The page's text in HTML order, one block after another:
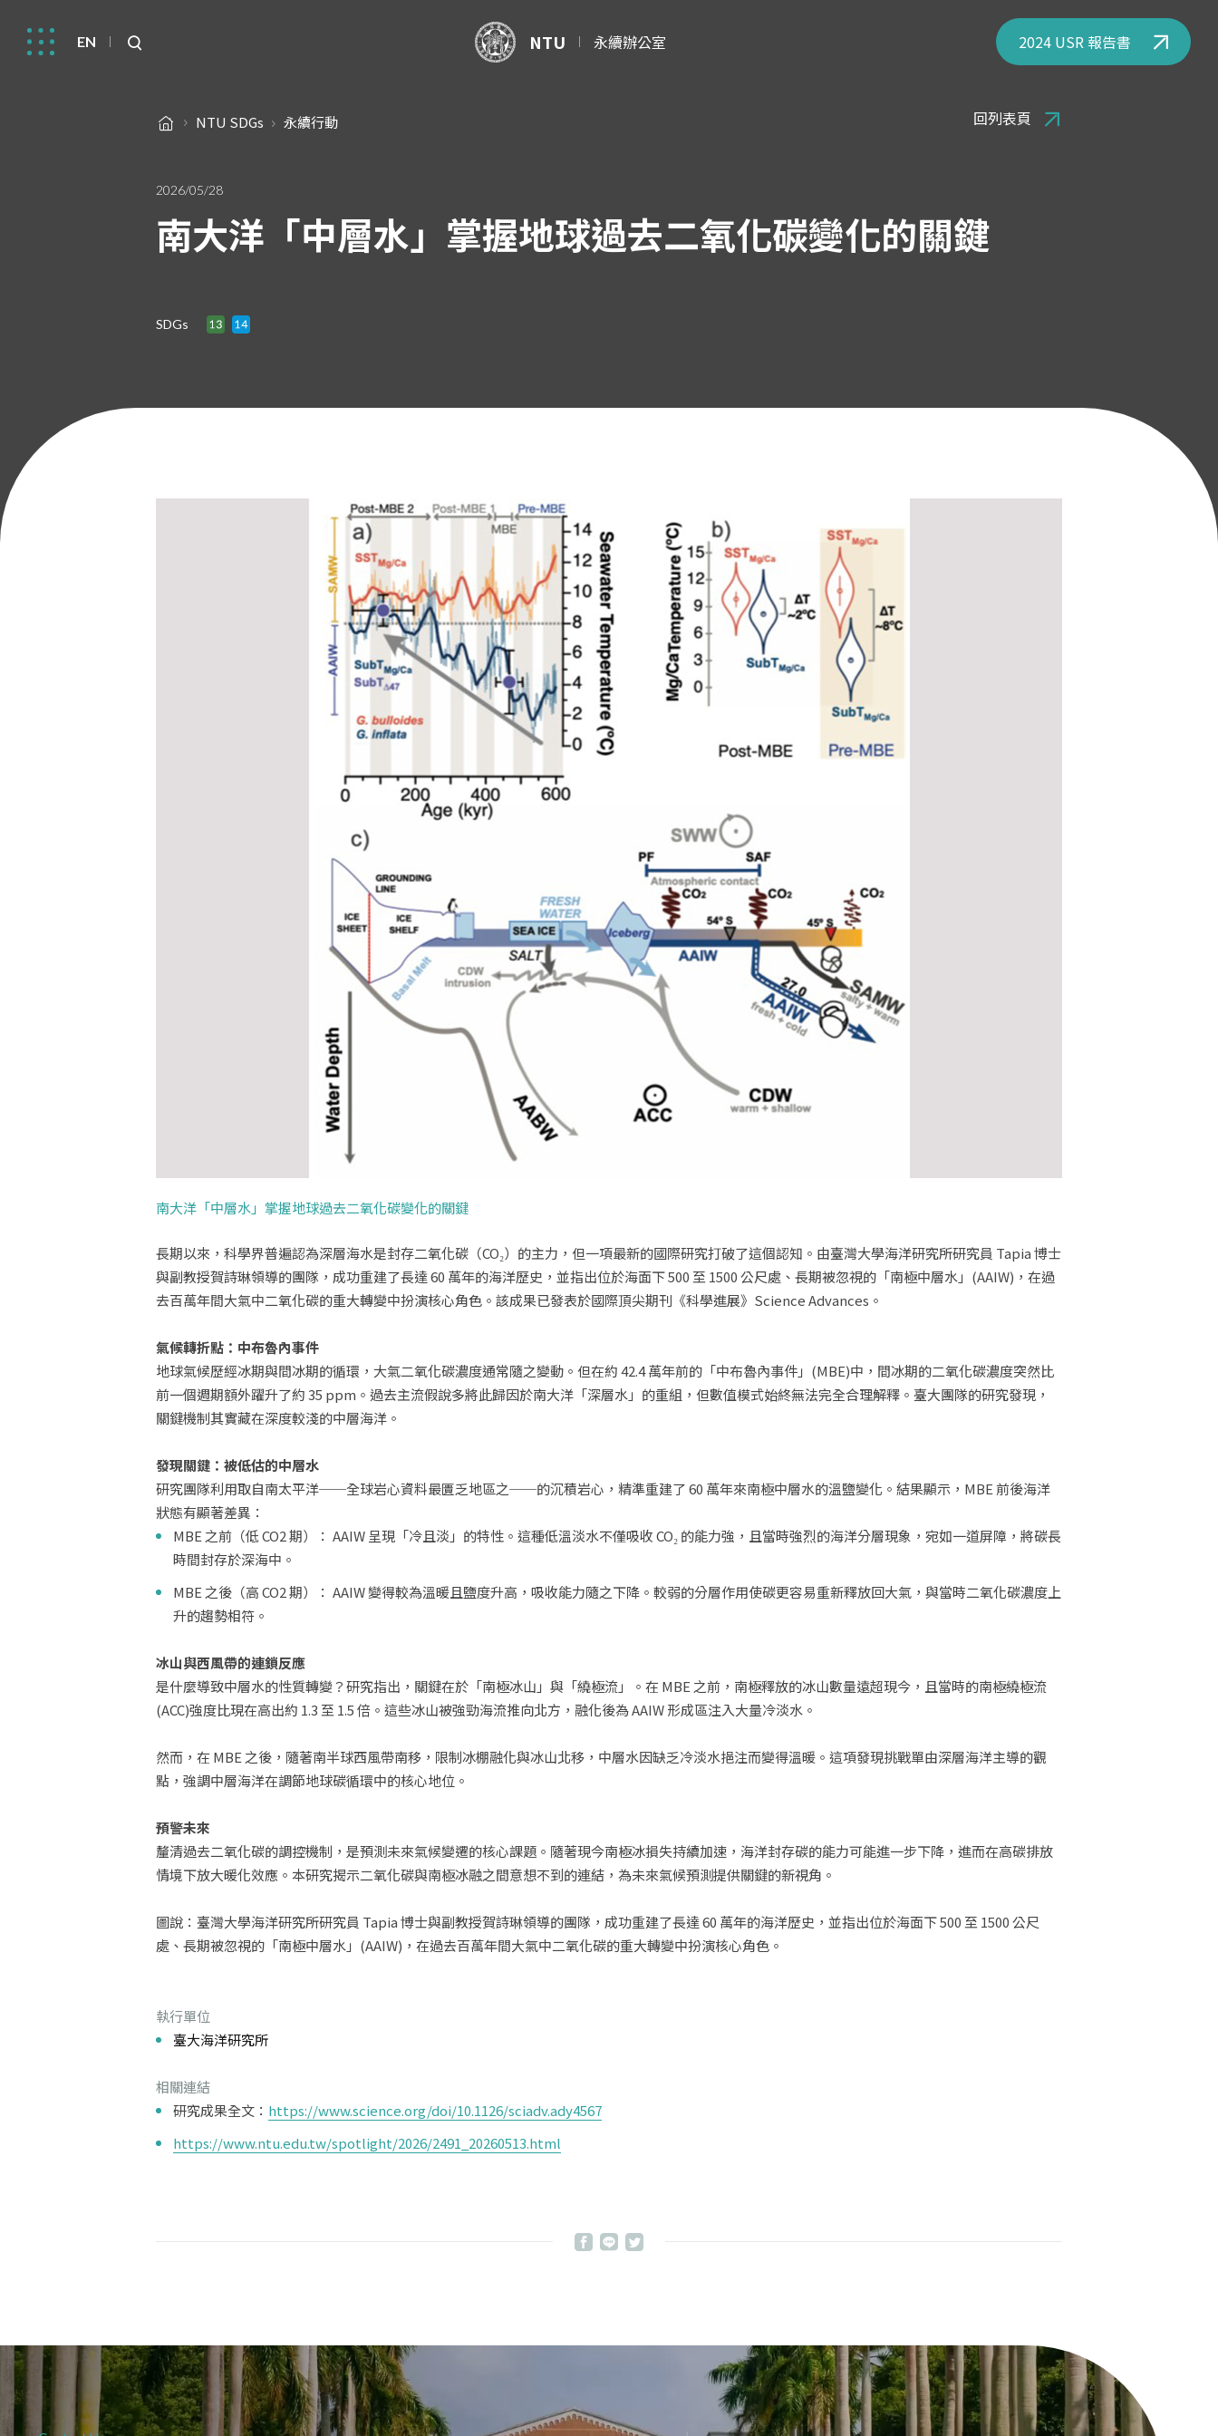
EN NTU 永續辦公室 2024 USR 報告書
NTU SDGs 永續行動 回列表頁
2026/05/28
南大洋「中層水」掌握地球過去二氧化碳變化的關鍵
SDGs
南大洋「中層水」掌握地球過去二氧化碳變化的關鍵
長期以來，科學界普遍認為深層海水是封存二氧化碳（CO₂）的主力，但一項最新的國際研究打破了這個認知。由臺灣大學海洋研究所研究員 Tapia 博士
與副教授賀詩琳領導的團隊，成功重建了長達 60 萬年的海洋歷史，並指出位於海面下 500 至 1500 公尺處、長期被忽視的「南極中層水」(AAIW)，在過
去百萬年間大氣中二氧化碳的重大轉變中扮演核心角色。該成果已發表於國際頂尖期刊《科學進展》Science Advances。
氣候轉折點：中布魯內事件
地球氣候歷經冰期與間冰期的循環，大氣二氧化碳濃度通常隨之變動。但在約 42.4 萬年前的「中布魯內事件」(MBE)中，間冰期的二氧化碳濃度突然比
前一個週期額外躍升了約 35 ppm。過去主流假說多將此歸因於南大洋「深層水」的重組，但數值模式始終無法完全合理解釋。臺大團隊的研究發現，
關鍵機制其實藏在深度較淺的中層海洋。
發現關鍵：被低估的中層水
研究團隊利用取自南太平洋──全球岩心資料最匱乏地區之──的沉積岩心，精準重建了 60 萬年來南極中層水的溫鹽變化。結果顯示，MBE 前後海洋
狀態有顯著差異：
MBE 之前（低 CO2 期）： AAIW 呈現「冷且淡」的特性。這種低溫淡水不僅吸收 CO₂ 的能力強，且當時強烈的海洋分層現象，宛如一道屏障，將碳長
時間封存於深海中。
MBE 之後（高 CO2 期）： AAIW 變得較為溫暖且鹽度升高，吸收能力隨之下降。較弱的分層作用使碳更容易重新釋放回大氣，與當時二氧化碳濃度上
升的趨勢相符。
冰山與西風帶的連鎖反應
是什麼導致中層水的性質轉變？研究指出，關鍵在於「南極冰山」與「繞極流」。在 MBE 之前，南極釋放的冰山數量遠超現今，且當時的南極繞極流
(ACC)強度比現在高出約 1.3 至 1.5 倍。這些冰山被強勁海流推向北方，融化後為 AAIW 形成區注入大量冷淡水。
然而，在 MBE 之後，隨著南半球西風帶南移，限制冰棚融化與冰山北移，中層水因缺乏冷淡水挹注而變得溫暖。這項發現挑戰單由深層海洋主導的觀
點，強調中層海洋在調節地球碳循環中的核心地位。
預警未來
釐清過去二氧化碳的調控機制，是預測未來氣候變遷的核心課題。隨著現今南極冰損失持續加速，海洋封存碳的能力可能進一步下降，進而在高碳排放
情境下放大暖化效應。本研究揭示二氧化碳與南極冰融之間意想不到的連結，為未來氣候預測提供關鍵的新視角。
圖說：臺灣大學海洋研究所研究員 Tapia 博士與副教授賀詩琳領導的團隊，成功重建了長達 60 萬年的海洋歷史，並指出位於海面下 500 至 1500 公尺
處、長期被忽視的「南極中層水」(AAIW)，在過去百萬年間大氣中二氧化碳的重大轉變中扮演核心角色。
執行單位
臺大海洋研究所
相關連結
研究成果全文： https://www.science.org/doi/10.1126/sciadv.ady4567
https://www.ntu.edu.tw/spotlight/2026/2491_20260513.html